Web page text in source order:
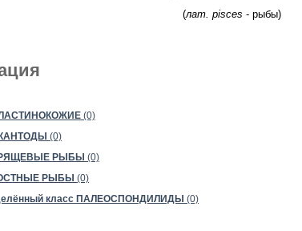
(лат. pisces - рыбы)
(0)
(0)
РЫБЫ (0)
РЫБЫ (0)
класс ПАЛЕОСПОНДИЛИДЫ (0)